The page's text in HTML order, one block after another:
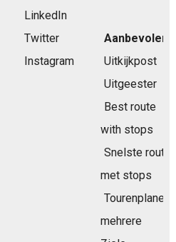
LinkedIn
Twitter
Instagram
Aanbevolen
Uitkijkpost
Uitgeester
Best route
with stops
Snelste route
met stops
Tourenplaner
mehrere